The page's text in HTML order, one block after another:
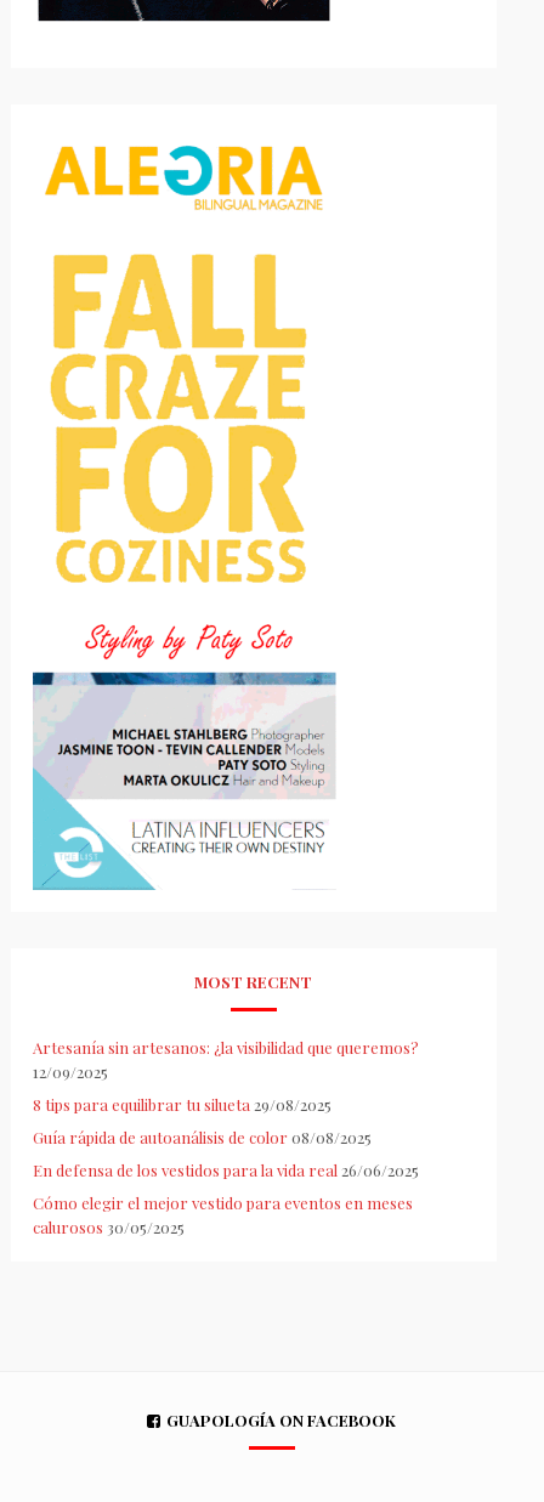
MOST RECENT
Artesanía sin artesanos: ¿la visibilidad que queremos?
12/09/2025
8 tips para equilibrar tu silueta 29/08/2025
Guía rápida de autoanálisis de color 08/08/2025
En defensa de los vestidos para la vida real 26/06/2025
Cómo elegir el mejor vestido para eventos en meses
calurosos 30/05/2025
GUAPOLOGÍA ON FACEBOOK